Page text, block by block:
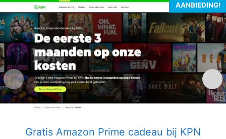
AANBIEDING!
Gratis Amazon Prime cadeau bij KPN